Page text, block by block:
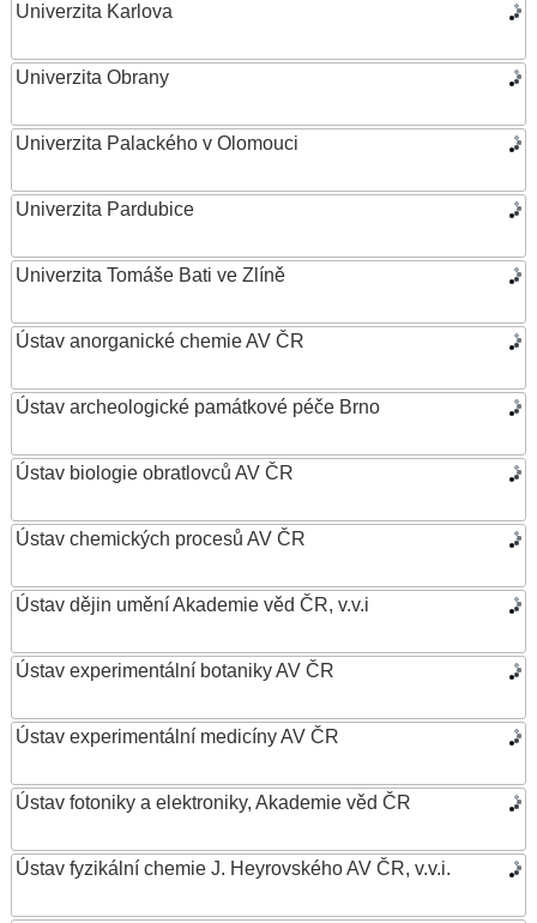
Univerzita Karlova
Univerzita Obrany
Univerzita Palackého v Olomouci
Univerzita Pardubice
Univerzita Tomáše Bati ve Zlíně
Ústav anorganické chemie AV ČR
Ústav archeologické památkové péče Brno
Ústav biologie obratlovců AV ČR
Ústav chemických procesů AV ČR
Ústav dějin umění Akademie věd ČR, v.v.i
Ústav experimentální botaniky AV ČR
Ústav experimentální medicíny AV ČR
Ústav fotoniky a elektroniky, Akademie věd ČR
Ústav fyzikální chemie J. Heyrovského AV ČR, v.v.i.